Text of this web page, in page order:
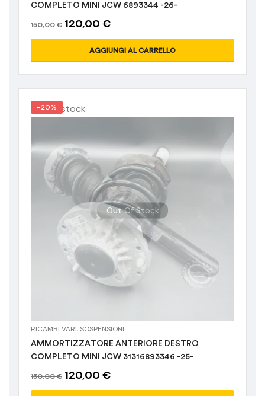
COMPLETO MINI JCW 6893344 -26-
150,00€ 120,00 €
AGGIUNGI AL CARRELLO
-20%
Out of stock
Out Of Stock
RICAMBI VARI,SOSPENSIONI
AMMORTIZZATORE ANTERIORE DESTRO
COMPLETO MINI JCW 31316893346 -25-
150,00€ 120,00 €